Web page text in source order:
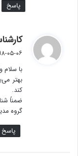
پاسخ
۱۳۹۸-۰۵-۰۶ در
با سلام
بهتر
کند.
ضمناً
گروه
پاسخ